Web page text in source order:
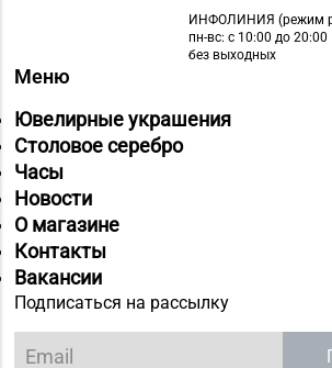
ИНФОЛИНИЯ (режим
пн-вс: с 10:00 до 20:00
без выходных
Меню
Ювелирные украшения
Столовое серебро
Часы
Новости
О магазине
Контакты
Вакансии
Подписаться на рассылку